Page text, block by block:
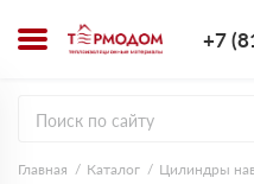
+7
Главная Каталог
Цилиндры